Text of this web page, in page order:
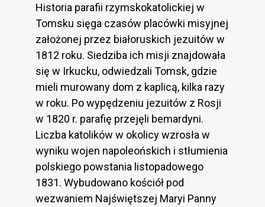
Historia parafii rzymskokatolickiej w
Tomsku sięga czasów placówki misyjnej
założonej przez białoruskich jezuitów w
1812 roku. Siedziba ich misji znajdowała
się w Irkucku, odwiedzali Tomsk, gdzie
mieli murowany dom z kaplicą, kilka razy
w roku. Po wypędzeniu jezuitów z Rosji
w 1820 r. parafię przejęli bemardyni.
Liczba katolików w okolicy wzrosła w
wyniku wojen napoleońskich i stłumienia
polskiego powstania listopadowego
1831. Wybudowano kościół pod
wezwaniem Najświętszej Maryi Panny